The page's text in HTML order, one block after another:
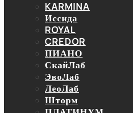
KARMINA
Иссида
ROYAL
CREDOR
ПИАНО
СкайЛаб
ЭвоЛаб
ЛеоЛаб
Шторм